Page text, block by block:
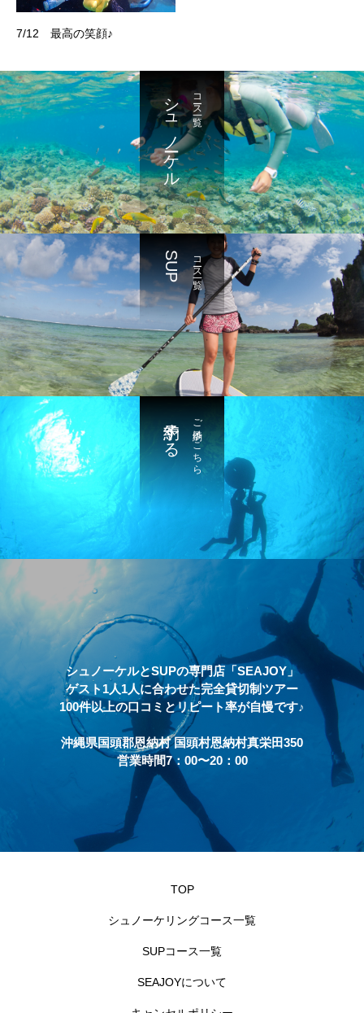
7/12 最高の笑顔♪
コース一覧
シュノーケル
コース一覧
SUP
ご予約はこちら
予約する
シュノーケルとSUPの専門店「SEAJOY」
ゲスト1人1人に合わせた完全貸切制ツアー
100件以上の口コミとリピート率が自慢です♪
沖縄県国頭郡恩納村 国頭村恩納村真栄田350
営業時間7：00〜20：00
TOP
シュノーケリングコース一覧
SUPコース一覧
SEAJOYについて